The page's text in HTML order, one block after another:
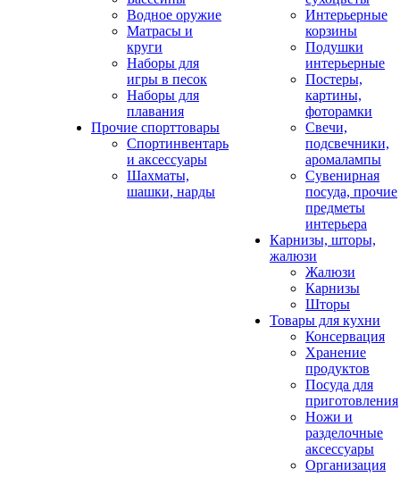
Водное оружие
Матрасы и
круги
Наборы для
игры в песок
Наборы для
плавания
Прочие спорттовары
Спортинвентарь
и аксессуары
Шахматы,
шашки, нарды
Интерьерные
корзины
Подушки
интерьерные
Постеры,
картины,
фоторамки
Свечи,
подсвечники,
аромалампы
Сувенирная
посуда, прочие
предметы
интерьера
Карнизы, шторы,
жалюзи
Жалюзи
Карнизы
Шторы
Товары для кухни
Консервация
Хранение
продуктов
Посуда для
приготовления
Ножи и
разделочные
аксессуары
Организация